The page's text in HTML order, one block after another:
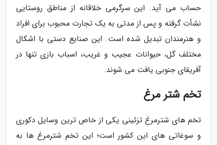
حساب می آید. این سرگرمی خلاقانه از مناطق روستایی
نشأت گرفته و پس از مدتی به یک تجارت محبوب برای افراد
و هنرمندان تبدیل شده است. این صنایع دستی با اشکال
مختلف گل، حیوانات عجیب و غریب، اسباب بازی تنها در
آفریقای جنوبی یافت می شوند.
تخم شتر مرغ
تخم های شترمرغ تزئینی یکی از خاص ترین وسایل دکوری
و سوغاتی های این کشور است؛ این تخم شترمرغ ها به